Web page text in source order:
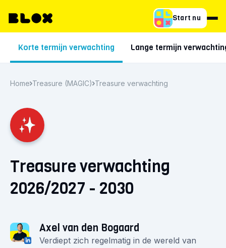
Start nu
Korte termijn verwachting Lange termijn
Home Treasure (MAGIC) Treasure verwachting
Treasure verwachting
2026/2027 - 2030
Axel van den Bogaard
Verdiept zich regelmatig in de wereld van